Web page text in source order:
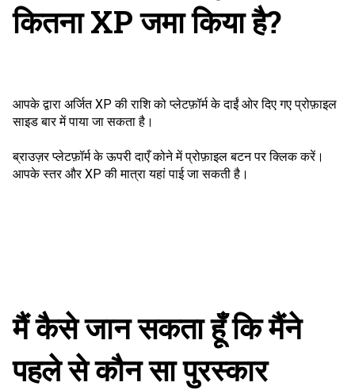
कितना XP जमा किया है?
आपके द्वारा अर्जित XP की राशि को प्लेटफ़ॉर्म के दाईं ओर दिए गए प्रोफ़ाइल
साइड बार में पाया जा सकता है।
ब्राउज़र प्लेटफ़ॉर्म के ऊपरी दाएँ कोने में प्रोफ़ाइल बटन पर क्लिक करें।
आपके स्तर और XP की मात्रा यहां पाई जा सकती है।
मैं कैसे जान सकता हूँ कि मैंने
पहले से कौन सा पुरस्कार